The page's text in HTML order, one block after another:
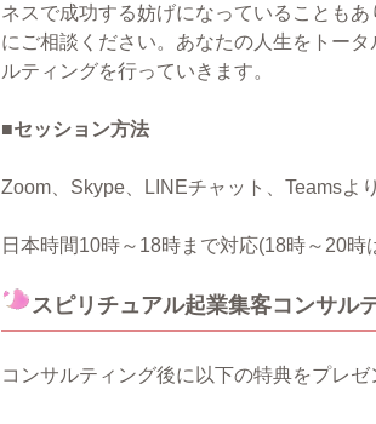
ネスで成功する妨げになっていることも
にご相談ください。あなたの人生をトー
ルティングを行っていきます。
■セッション方法
Zoom、Skype、LINEチャット、Teamsよ
日本時間10時～18時まで対応(18時～20時
スピリチュアル起業集客コンサル
コンサルティング後に以下の特典をプレゼ